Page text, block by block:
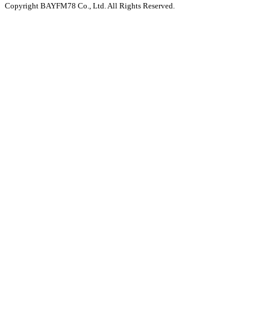
Copyright BAYFM78 Co., Ltd. All Rights Reserved.